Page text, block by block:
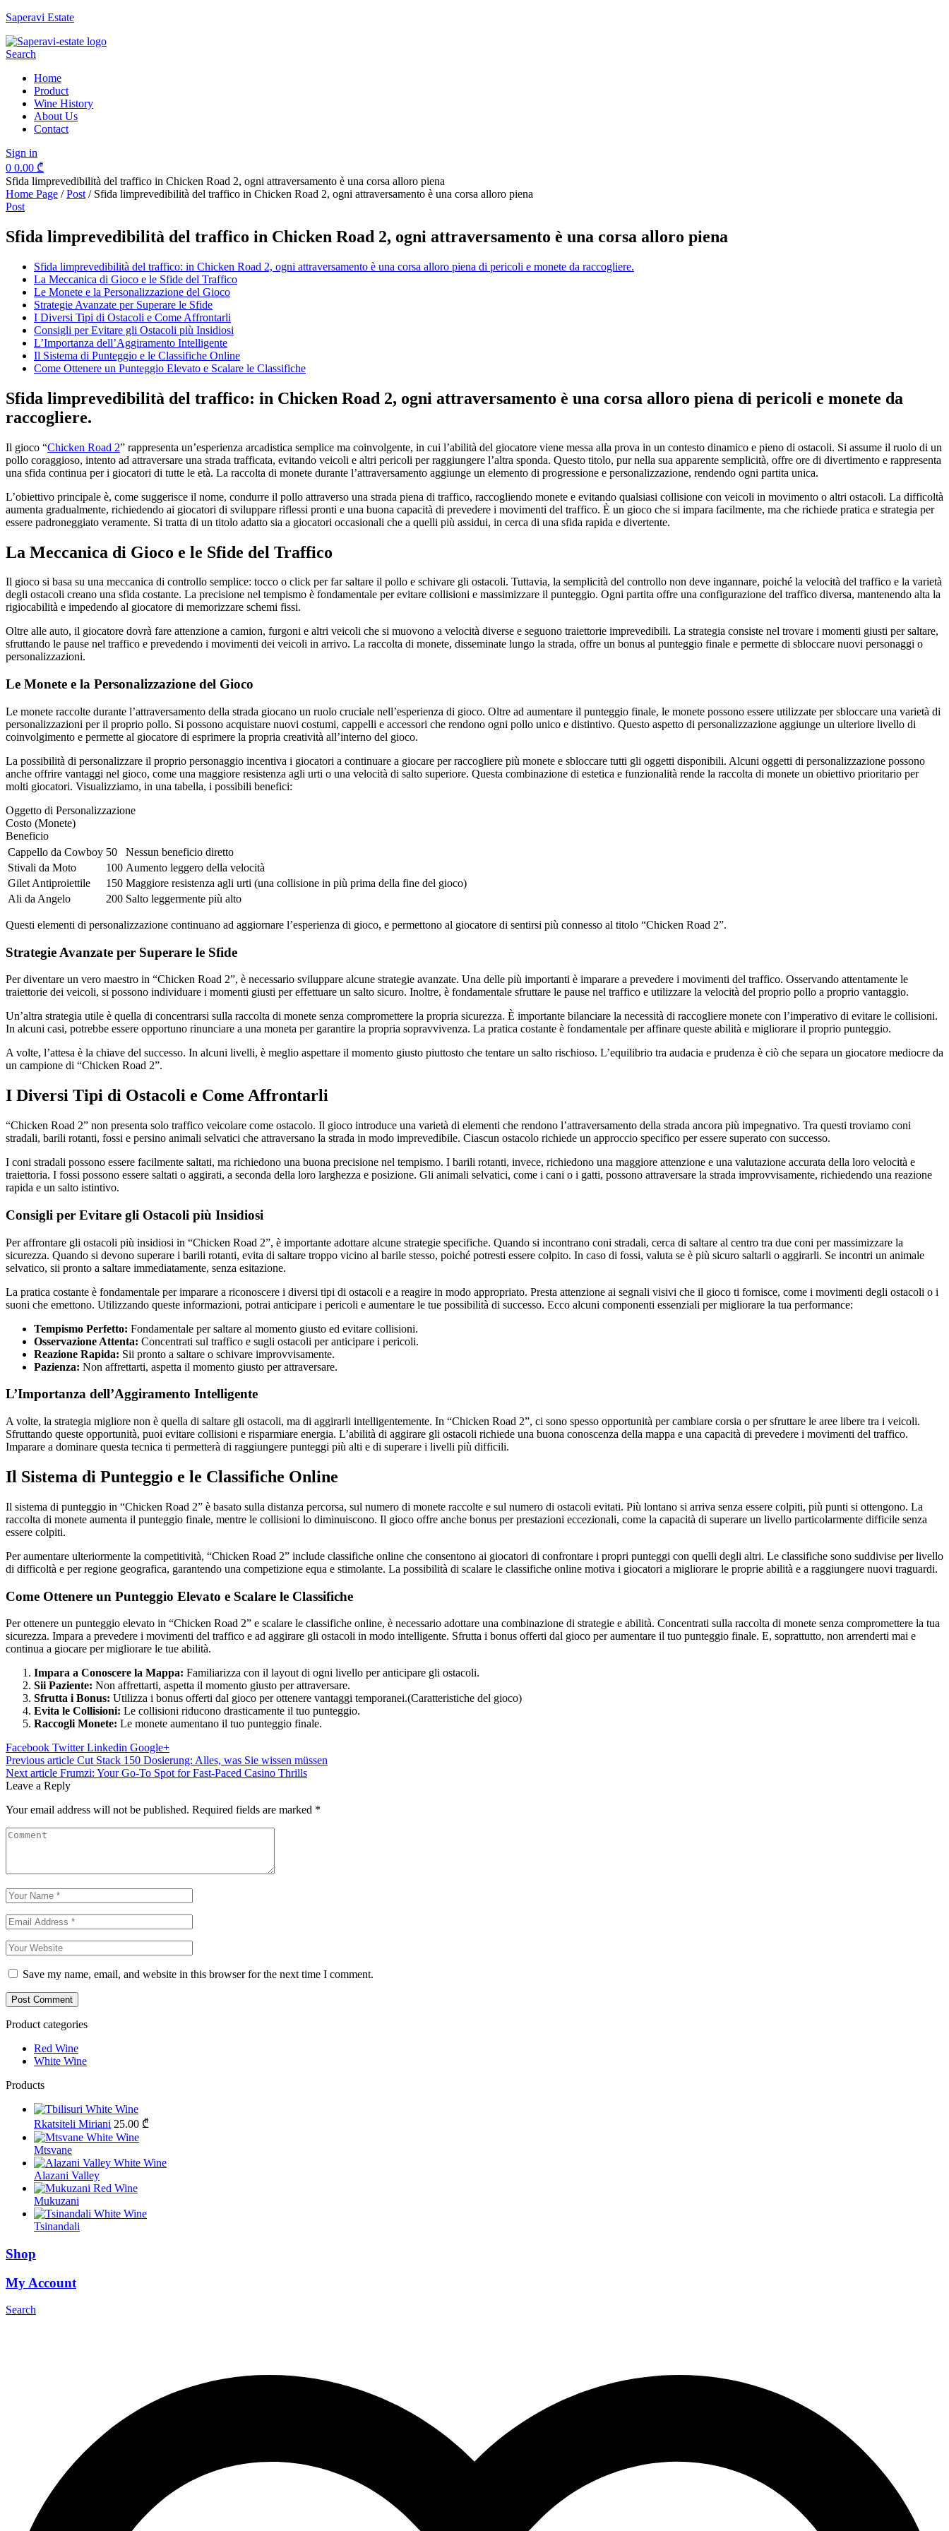
Saperavi Estate
Menu
Search
Home
Product
Wine History
About Us
Contact
Sign in
0 0.00 ₾
Sfida limprevedibilità del traffico in Chicken Road 2, ogni attraversamento è una corsa alloro piena
Home Page / Post /Sfida limprevedibilità del traffico in Chicken Road 2, ogni attraversamento è una corsa alloro piena
Categories
Post
Sfida limprevedibilità del traffico in Chicken Road 2, ogni attraversamento è una corsa alloro piena
Sfida limprevedibilità del traffico: in Chicken Road 2, ogni attraversamento è una corsa alloro piena di pericoli e monete da raccogliere.
La Meccanica di Gioco e le Sfide del Traffico
Le Monete e la Personalizzazione del Gioco
Strategie Avanzate per Superare le Sfide
I Diversi Tipi di Ostacoli e Come Affrontarli
Consigli per Evitare gli Ostacoli più Insidiosi
L’Importanza dell’Aggiramento Intelligente
Il Sistema di Punteggio e le Classifiche Online
Come Ottenere un Punteggio Elevato e Scalare le Classifiche
Sfida limprevedibilità del traffico: in Chicken Road 2, ogni attraversamento è una corsa alloro piena di pericoli e monete da
raccogliere.
Il gioco “Chicken Road 2” rappresenta un’esperienza arcadistica semplice ma coinvolgente, in cui l’abilità del giocatore viene messa alla prova in un contesto dinamico e pieno di ostacoli. Si assume il ruolo di un
pollo coraggioso, intento ad attraversare una strada trafficata, evitando veicoli e altri pericoli per raggiungere l’altra sponda. Questo titolo, pur nella sua apparente semplicità, offre ore di divertimento e rappresenta
una sfida continua per i giocatori di tutte le età. La raccolta di monete durante l’attraversamento aggiunge un elemento di progressione e personalizzazione, rendendo ogni partita unica.
L’obiettivo principale è, come suggerisce il nome, condurre il pollo attraverso una strada piena di traffico, raccogliendo monete e evitando qualsiasi collisione con veicoli in movimento o altri ostacoli. La difficoltà
aumenta gradualmente, richiedendo ai giocatori di sviluppare riflessi pronti e una buona capacità di prevedere i movimenti del traffico. È un gioco che si impara facilmente, ma che richiede pratica e strategia per
essere padroneggiato veramente. Si tratta di un titolo adatto sia a giocatori occasionali che a quelli più assidui, in cerca di una sfida rapida e divertente.
La Meccanica di Gioco e le Sfide del Traffico
Il gioco si basa su una meccanica di controllo semplice: tocco o click per far saltare il pollo e schivare gli ostacoli. Tuttavia, la semplicità del controllo non deve ingannare, poiché la velocità del traffico e la varietà
degli ostacoli creano una sfida costante. La precisione nel tempismo è fondamentale per evitare collisioni e massimizzare il punteggio. Ogni partita offre una configurazione del traffico diversa, mantenendo alta la
rigiocabilità e impedendo al giocatore di memorizzare schemi fissi.
Oltre alle auto, il giocatore dovrà fare attenzione a camion, furgoni e altri veicoli che si muovono a velocità diverse e seguono traiettorie imprevedibili. La strategia consiste nel trovare i momenti giusti per saltare,
sfruttando le pause nel traffico e prevedendo i movimenti dei veicoli in arrivo. La raccolta di monete, disseminate lungo la strada, offre un bonus al punteggio finale e permette di sbloccare nuovi personaggi o
personalizzazioni.
Le Monete e la Personalizzazione del Gioco
Le monete raccolte durante l’attraversamento della strada giocano un ruolo cruciale nell’esperienza di gioco. Oltre ad aumentare il punteggio finale, le monete possono essere utilizzate per sbloccare una varietà di
personalizzazioni per il proprio pollo. Si possono acquistare nuovi costumi, cappelli e accessori che rendono ogni pollo unico e distintivo. Questo aspetto di personalizzazione aggiunge un ulteriore livello di
coinvolgimento e permette al giocatore di esprimere la propria creatività all’interno del gioco.
La possibilità di personalizzare il proprio personaggio incentiva i giocatori a continuare a giocare per raccogliere più monete e sbloccare tutti gli oggetti disponibili. Alcuni oggetti di personalizzazione possono
anche offrire vantaggi nel gioco, come una maggiore resistenza agli urti o una velocità di salto superiore. Questa combinazione di estetica e funzionalità rende la raccolta di monete un obiettivo prioritario per
molti giocatori. Visualizziamo, in una tabella, i possibili benefici:
Oggetto di Personalizzazione
Costo (Monete)
Beneficio
Cappello da Cowboy 50
Nessun beneficio diretto
Stivali da Moto
100 Aumento leggero della velocità
Gilet Antiproiettile
150 Maggiore resistenza agli urti (una collisione in più prima della fine del gioco)
Ali da Angelo
200 Salto leggermente più alto
Questi elementi di personalizzazione continuano ad aggiornare l’esperienza di gioco, e permettono al giocatore di sentirsi più connesso al titolo “Chicken Road 2”.
Strategie Avanzate per Superare le Sfide
Per diventare un vero maestro in “Chicken Road 2”, è necessario sviluppare alcune strategie avanzate. Una delle più importanti è imparare a prevedere i movimenti del traffico. Osservando attentamente le
traiettorie dei veicoli, si possono individuare i momenti giusti per effettuare un salto sicuro. Inoltre, è fondamentale sfruttare le pause nel traffico e utilizzare la velocità del proprio pollo a proprio vantaggio.
Un’altra strategia utile è quella di concentrarsi sulla raccolta di monete senza compromettere la propria sicurezza. È importante bilanciare la necessità di raccogliere monete con l’imperativo di evitare le collisioni.
In alcuni casi, potrebbe essere opportuno rinunciare a una moneta per garantire la propria sopravvivenza. La pratica costante è fondamentale per affinare queste abilità e migliorare il proprio punteggio.
A volte, l’attesa è la chiave del successo. In alcuni livelli, è meglio aspettare il momento giusto piuttosto che tentare un salto rischioso. L’equilibrio tra audacia e prudenza è ciò che separa un giocatore mediocre da
un campione di “Chicken Road 2”.
I Diversi Tipi di Ostacoli e Come Affrontarli
“Chicken Road 2” non presenta solo traffico veicolare come ostacolo. Il gioco introduce una varietà di elementi che rendono l’attraversamento della strada ancora più impegnativo. Tra questi troviamo coni
stradali, barili rotanti, fossi e persino animali selvatici che attraversano la strada in modo imprevedibile. Ciascun ostacolo richiede un approccio specifico per essere superato con successo.
I coni stradali possono essere facilmente saltati, ma richiedono una buona precisione nel tempismo. I barili rotanti, invece, richiedono una maggiore attenzione e una valutazione accurata della loro velocità e
traiettoria. I fossi possono essere saltati o aggirati, a seconda della loro larghezza e posizione. Gli animali selvatici, come i cani o i gatti, possono attraversare la strada improvvisamente, richiedendo una reazione
rapida e un salto istintivo.
Consigli per Evitare gli Ostacoli più Insidiosi
Per affrontare gli ostacoli più insidiosi in “Chicken Road 2”, è importante adottare alcune strategie specifiche. Quando si incontrano coni stradali, cerca di saltare al centro tra due coni per massimizzare la
sicurezza. Quando si devono superare i barili rotanti, evita di saltare troppo vicino al barile stesso, poiché potresti essere colpito. In caso di fossi, valuta se è più sicuro saltarli o aggirarli. Se incontri un animale
selvatico, sii pronto a saltare immediatamente, senza esitazione.
La pratica costante è fondamentale per imparare a riconoscere i diversi tipi di ostacoli e a reagire in modo appropriato. Presta attenzione ai segnali visivi che il gioco ti fornisce, come i movimenti degli ostacoli o i
suoni che emettono. Utilizzando queste informazioni, potrai anticipare i pericoli e aumentare le tue possibilità di successo. Ecco alcuni componenti essenziali per migliorare la tua performance:
Tempismo Perfetto: Fondamentale per saltare al momento giusto ed evitare collisioni.
Osservazione Attenta: Concentrati sul traffico e sugli ostacoli per anticipare i pericoli.
Reazione Rapida: Sii pronto a saltare o schivare improvvisamente.
Pazienza: Non affrettarti, aspetta il momento giusto per attraversare.
L’Importanza dell’Aggiramento Intelligente
A volte, la strategia migliore non è quella di saltare gli ostacoli, ma di aggirarli intelligentemente. In “Chicken Road 2”, ci sono spesso opportunità per cambiare corsia o per sfruttare le aree libere tra i veicoli.
Sfruttando queste opportunità, puoi evitare collisioni e risparmiare energia. L’abilità di aggirare gli ostacoli richiede una buona conoscenza della mappa e una capacità di prevedere i movimenti del traffico.
Imparare a dominare questa tecnica ti permetterà di raggiungere punteggi più alti e di superare i livelli più difficili.
Il Sistema di Punteggio e le Classifiche Online
Il sistema di punteggio in “Chicken Road 2” è basato sulla distanza percorsa, sul numero di monete raccolte e sul numero di ostacoli evitati. Più lontano si arriva senza essere colpiti, più punti si ottengono. La
raccolta di monete aumenta il punteggio finale, mentre le collisioni lo diminuiscono. Il gioco offre anche bonus per prestazioni eccezionali, come la capacità di superare un livello particolarmente difficile senza
essere colpiti.
Per aumentare ulteriormente la competitività, “Chicken Road 2” include classifiche online che consentono ai giocatori di confrontare i propri punteggi con quelli degli altri. Le classifiche sono suddivise per livello
di difficoltà e per regione geografica, garantendo una competizione equa e stimolante. La possibilità di scalare le classifiche online motiva i giocatori a migliorare le proprie abilità e a raggiungere nuovi traguardi.
Come Ottenere un Punteggio Elevato e Scalare le Classifiche
Per ottenere un punteggio elevato in “Chicken Road 2” e scalare le classifiche online, è necessario adottare una combinazione di strategie e abilità. Concentrati sulla raccolta di monete senza compromettere la tua
sicurezza. Impara a prevedere i movimenti del traffico e ad aggirare gli ostacoli in modo intelligente. Sfrutta i bonus offerti dal gioco per aumentare il tuo punteggio finale. E, soprattutto, non arrenderti mai e
continua a giocare per migliorare le tue abilità.
Impara a Conoscere la Mappa: Familiarizza con il layout di ogni livello per anticipare gli ostacoli.
Sii Paziente: Non affrettarti, aspetta il momento giusto per attraversare.
Sfrutta i Bonus: Utilizza i bonus offerti dal gioco per ottenere vantaggi temporanei.(Caratteristiche del gioco)
Evita le Collisioni: Le collisioni riducono drasticamente il tuo punteggio.
Raccogli Monete: Le monete aumentano il tuo punteggio finale.
Facebook Twitter Linkedin Google+
Post
navigation
Previous article Cut Stack 150 Dosierung: Alles, was Sie wissen müssen
Next article Frumzi: Your Go‑To Spot for Fast‑Paced Casino Thrills
Leave a Reply
Your email address will not be published. Required fields are marked *
Save my name, email, and website in this browser for the next time I comment.
Product categories
Red Wine
White Wine
Products
Rkatsiteli Miriani 25.00 ₾
Mtsvane
Alazani Valley
Mukuzani
Tsinandali
Shop
My Account
Search